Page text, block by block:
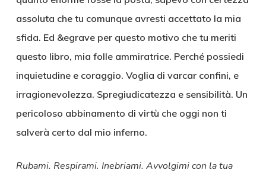
assoluta che tu comunque avresti accettato la mia
sfida. Ed &egrave per questo motivo che tu meriti
questo libro, mia folle ammiratrice. Perché possiedi
inquietudine e coraggio. Voglia di varcar confini, e
irragionevolezza. Spregiudicatezza e sensibilità. Un
pericoloso abbinamento di virtù che oggi non ti
salverà certo dal mio inferno.
Rubami. Respirami. Inebriami. Avvolgimi con la tua